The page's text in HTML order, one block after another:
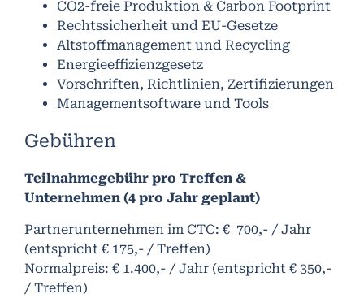
CO2-freie Produktion & Carbon Footprint
Rechtssicherheit und EU-Gesetze
Altstoffmanagement und Recycling
Energieeffizienzgesetz
Vorschriften, Richtlinien, Zertifizierungen
Managementsoftware und Tools
Gebühren
Teilnahmegebühr pro Treffen &
Unternehmen (4 pro Jahr geplant)
Partnerunternehmen im CTC: € 700,- / Jahr
(entspricht € 175,- / Treffen)
Normalpreis: € 1.400,- / Jahr (entspricht € 350,-
/ Treffen)